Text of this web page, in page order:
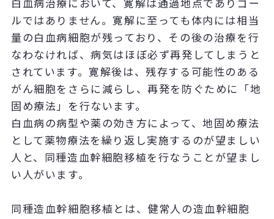
ルではありません。寛解に至っても体内には相当
量の白血病細胞が残っており、その後の治療を行
なわなければ、病気はほぼ必ず再発してしまうと
されています。寛解後は、残存する可能性のある
がん細胞をさらに減らし、再発を防ぐために「地
固め療法」を行ないます。
白血病の病型や薬の効き方によって、地固め療法
として薬物療法を繰り返し実施するのが望ましい
人と、同種造血幹細胞移植を行なうことが望まし
い人がいます。
同種造血幹細胞移植とは、健常人の造血幹細胞